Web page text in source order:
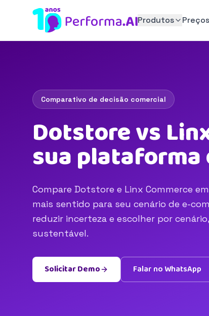
Produtos Preços
Comparativo de decisão comercial
Dotstore vs
sua plataforma
Compare Dotstore e Linx Commerce
mais sentido para seu cenário de e-
reduzir incerteza e escolher por
sustentável.
Solicitar Demo Falar no WhatsApp